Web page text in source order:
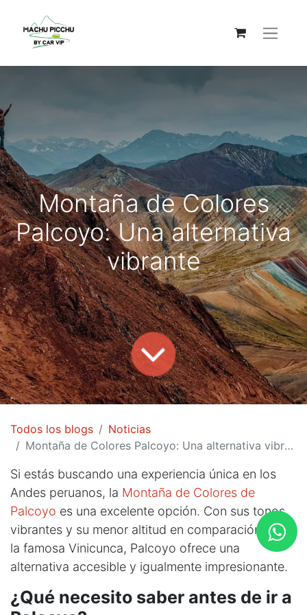
Montaña de Colores
Palcoyo: Una alternativa
vibrante
Todos los blogs
Noticias
Montaña de Colores Palcoyo: Una alternativa vibrante
Si estás buscando una experiencia única en los
Andes peruanos, la Montaña de Colores de
Palcoyo es una excelente opción. Con sus tonos
vibrantes y su menor altitud en comparación con
la famosa Vinicunca, Palcoyo ofrece una
alternativa accesible y igualmente impresionante.
¿Qué necesito saber antes de ir a